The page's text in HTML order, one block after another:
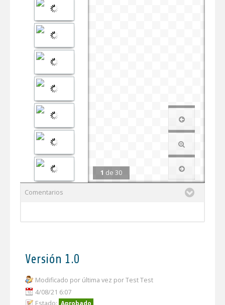
1 de 30
Comentarios
Versión 1.0
Modificado por última vez por Test Test
4/08/21 6:07
Estado: Aprobado